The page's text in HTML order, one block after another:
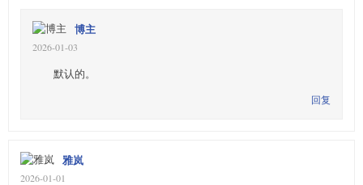
博主
2026-01-03
默认的。
回复
雅岚
2026-01-01